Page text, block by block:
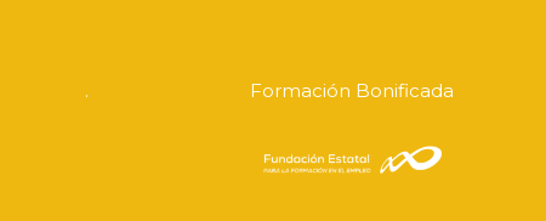
. Formación Bonificada